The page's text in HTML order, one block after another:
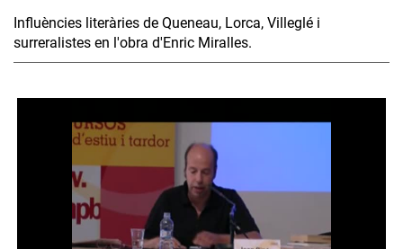
Influències literàries de Queneau, Lorca, Villeglé i
surreralistes en l'obra d'Enric Miralles.